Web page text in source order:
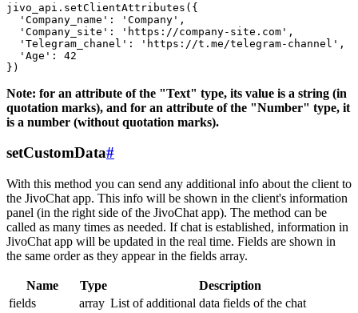
jivo_api.setClientAttributes({
  'Company_name': 'Company',
  'Company_site': 'https://company-site.com',
  'Telegram_chanel': 'https://t.me/telegram-channel',
  'Age': 42
Note: for an attribute of the "Text" type, its value is a string (in
quotation marks), and for an attribute of the "Number" type, it
is a number (without quotation marks).
setCustomData#
With this method you can send any additional info about the client to
the JivoChat app. This info will be shown in the client's information
panel (in the right side of the JivoChat app). The method can be
called as many times as needed. If chat is established, information in
JivoChat app will be updated in the real time. Fields are shown in
the same order as they appear in the fields array.
Name Type
Description
fields
array List of additional data fields of the chat